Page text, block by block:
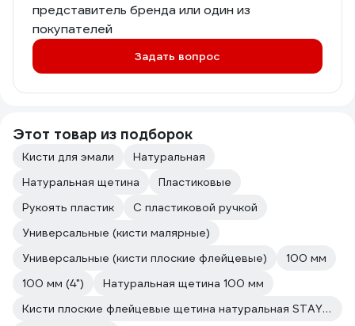
представитель бренда или один из
покупателей
Задать вопрос
Этот товар из подборок
Кисти для эмали
Натуральная
Натуральная щетина
Пластиковые
Рукоять пластик
С пластиковой ручкой
Универсальные (кисти малярные)
Универсальные (кисти плоские флейцевые)
100 мм
100 мм (4")
Натуральная щетина 100 мм
Кисти плоские флейцевые щетина натуральная STAYER